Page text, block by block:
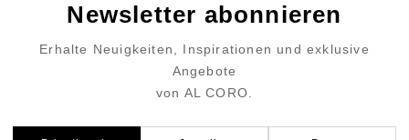
Newsletter abonnieren
Erhalte Neuigkeiten, Inspirationen und exklusive
Angebote
von AL CORO.